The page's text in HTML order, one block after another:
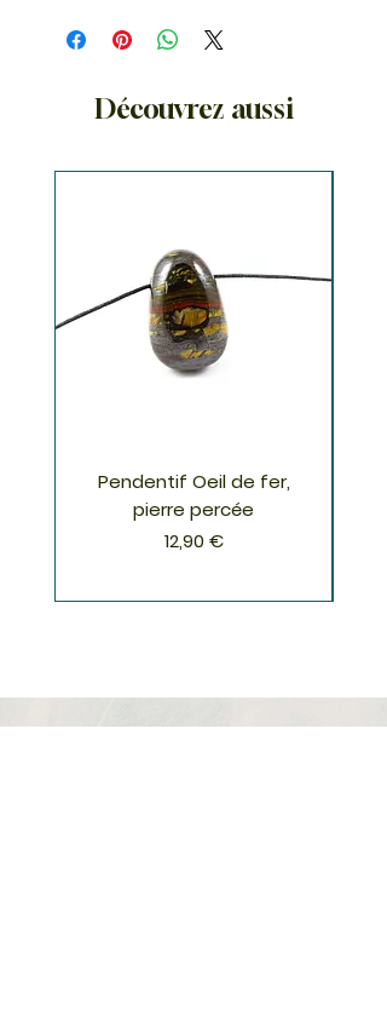
relie à notre conscience. C'est un
amplificateur énergetique et peut
pierres. Le cristal de rocheélimine la
négativité. C'est une pierre idéale
et l'intuition.
Découvrez aussi
Pendentif Oeil de fer,
pierre percée
Prix
12,90 €
S'inscrire à la Newsletter